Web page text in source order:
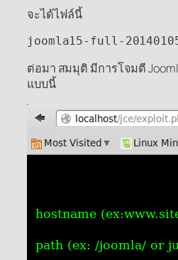
จะได้ไฟล์นี้
joomla15-full-
ต่อมา สมมุติ มีการโจมตี
แบบนี้